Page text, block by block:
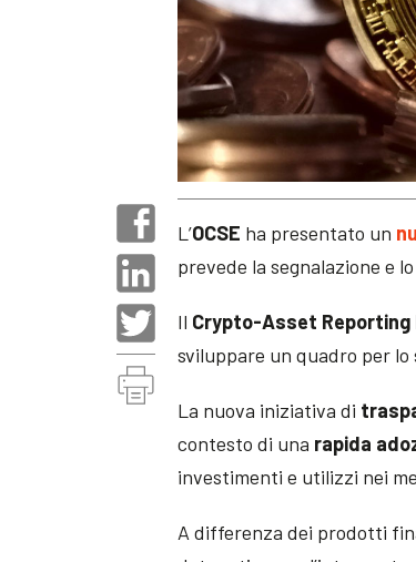
L’OCSE ha presentato un
prevede la segnalazione e
Il Crypto-Asset Reporting
sviluppare un quadro per
La nuova iniziativa di
contesto di una rapida
investimenti e utilizzi nei
A differenza dei prodotti